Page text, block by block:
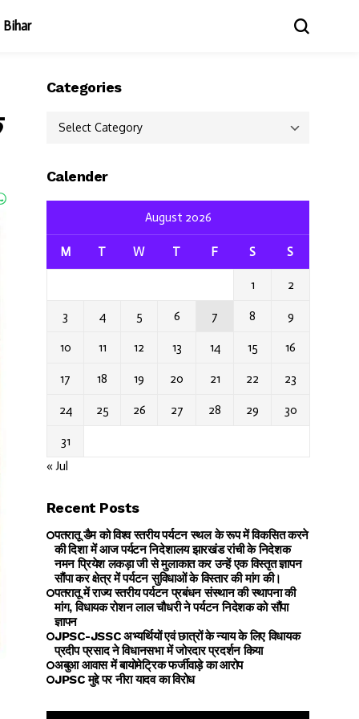
Bihar
Categories
Categories
Calender
August 2026
M T W T F S S
1 2
3 4 5 6 7 8 9
10 11 12 13 14 15 16
17 18 19 20 21 22 23
24 25 26 27 28 29 30
31
« Jul
Recent Posts
पतरातू डैम को विश्व स्तरीय पर्यटन स्थल के रूप में विकसित करने
की दिशा में आज पर्यटन निदेशालय झारखंड रांची के निदेशक
नमन प्रियेश लकड़ा जी से मुलाकात कर उन्हें एक विस्तृत ज्ञापन
सौंपा कर क्षेत्र में पर्यटन सुविधाओं के विस्तार की मांग की।
पतरातू में राज्य स्तरीय पर्यटन प्रबंधन संस्थान की स्थापना की
मांग, विधायक रोशन लाल चौधरी ने पर्यटन निदेशक को सौंपा
ज्ञापन
JPSC-JSSC अभ्यर्थियों एवं छात्रों के न्याय के लिए विधायक
प्रदीप प्रसाद ने विधानसभा में जोरदार प्रदर्शन किया
अबुआ आवास में बायोमेट्रिक फर्जीवाड़े का आरोप
JPSC मुद्दे पर नीरा यादव का विरोध